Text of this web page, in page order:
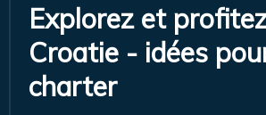
Explorez et
Croatie - idées
charter